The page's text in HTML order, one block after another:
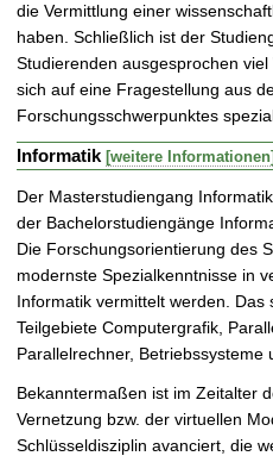
die Vermittlung einer
haben. Schließlich ist der
Studierenden ausgesprochen
sich auf eine Fragestellung aus
Forschungsschwerpunktes
Informatik [weitere Informationen]
Der Masterstudiengang
der Bachelorstudiengänge
Die Forschungsorientierung des
modernste Spezialkenntnisse in
Informatik vermittelt werden. Das
Teilgebiete Computergrafik,
Parallelrechner, Betriebssysteme
Bekanntermaßen ist im Zeitalter
Vernetzung bzw. der virtuellen
Schlüsseldisziplin avanciert, die